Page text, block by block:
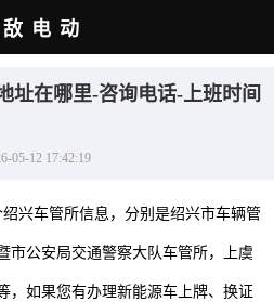
电动
址在哪里-咨询电话-上班时间
05-12 17:42:19
绍兴车管所信息，分别是绍兴市车辆管
市公安局交通警察大队车管所，上虞
，如果您有办理新能源车上牌、换证